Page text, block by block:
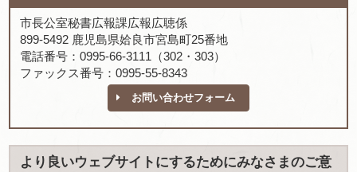
市長公室秘書広報課広報広聴係
899-5492 鹿児島県姶良市宮島町25番地
電話番号：0995-66-3111（302・303）
ファックス番号：0995-55-8343
お問い合わせフォーム
より良いウェブサイトにするためにみなさまのご意